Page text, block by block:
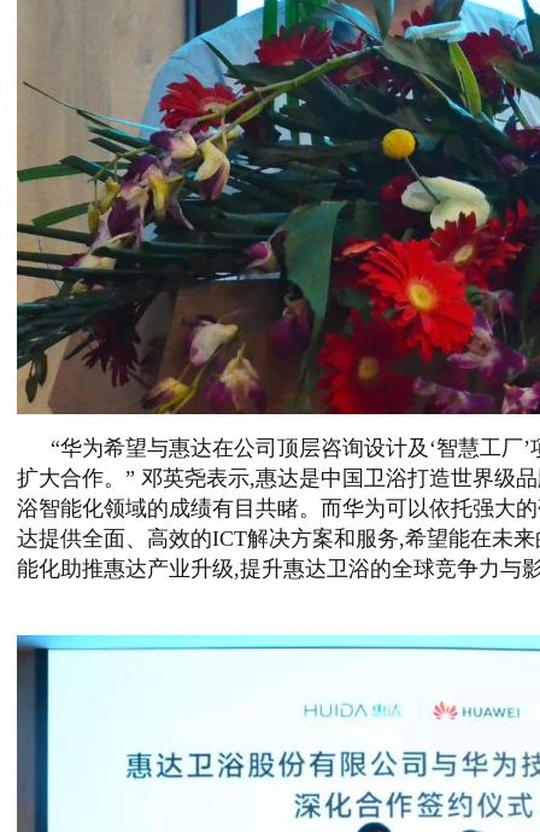
“华为希望与惠达在公司顶层咨询设计及‘智慧工厂
扩大合作。” 邓英尧表示,惠达是中国卫浴打造世界级
浴智能化领域的成绩有目共睹。而华为可以依托强大
达提供全面、高效的ICT解决方案和服务,希望能在未
能化助推惠达产业升级,提升惠达卫浴的全球竞争力与